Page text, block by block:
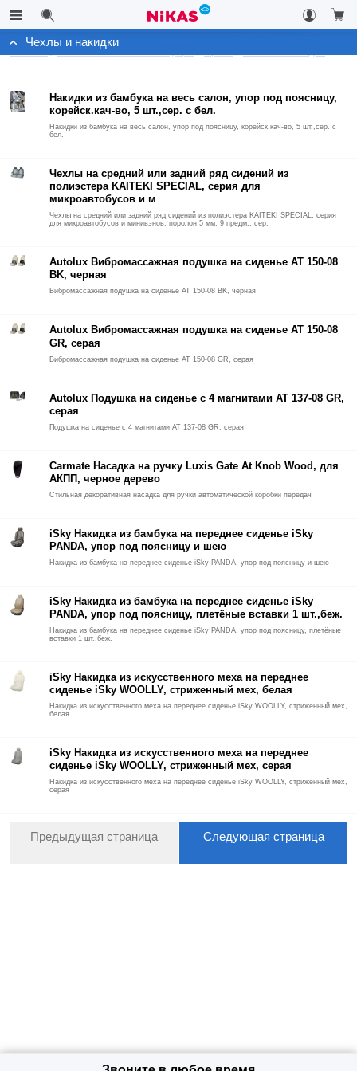
Автомобильные аксессуары
Чехлы и накидки
Накидки из бамбука на весь салон, упор под поясницу,
корейск.кач-во, 5 шт.,сер. с бел.
Накидки из бамбука на весь салон, упор под поясницу, корейск.кач-во, 5 шт.,сер. с
бел.
Чехлы на средний или задний ряд сидений из
полиэстера KAITEKI SPECIAL, серия для
микроавтобусов и м
Чехлы на средний или задний ряд сидений из полиэстера KAITEKI SPECIAL, серия
для микроавтобусов и минивэнов, поролон 5 мм, 9 предм., сер.
Autolux Вибромассажная подушка на сиденье AT 150-08
BK, черная
Вибромассажная подушка на сиденье AT 150-08 BK, черная
Autolux Вибромассажная подушка на сиденье AT 150-08
GR, серая
Вибромассажная подушка на сиденье AT 150-08 GR, серая
Autolux Подушка на сиденье с 4 магнитами AT 137-08 GR,
серая
Подушка на сиденье с 4 магнитами AT 137-08 GR, серая
Carmate Насадка на ручку Luxis Gate At Knob Wood, для
АКПП, черное дерево
Стильная декоративная насадка для ручки автоматической коробки передач
iSky Накидка из бамбука на переднее сиденье iSky
PANDA, упор под поясницу и шею
Накидка из бамбука на переднее сиденье iSky PANDA, упор под поясницу и шею
iSky Накидка из бамбука на переднее сиденье iSky
PANDA, упор под поясницу, плетёные вставки 1 шт.,беж.
Накидка из бамбука на переднее сиденье iSky PANDA, упор под поясницу, плетёные
вставки 1 шт.,беж.
iSky Накидка из искусственного меха на переднее
сиденье iSky WOOLLY, стриженный мех, белая
Накидка из искусственного меха на переднее сиденье iSky WOOLLY, стриженный мех,
белая
iSky Накидка из искусственного меха на переднее
сиденье iSky WOOLLY, стриженный мех, серая
Накидка из искусственного меха на переднее сиденье iSky WOOLLY, стриженный мех,
серая
Предыдущая страница Следующая страница